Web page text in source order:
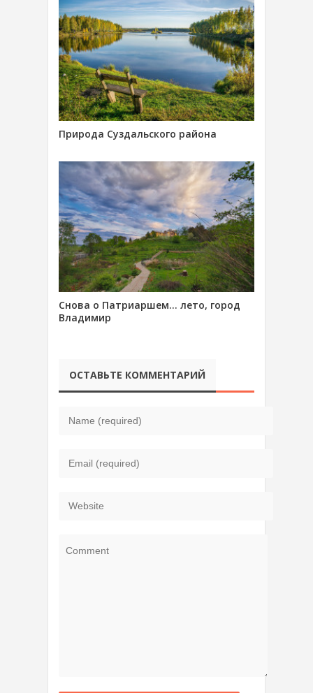
Природа Суздальского района
Снова о Патриаршем… лето, город
Владимир
ОСТАВЬТЕ КОММЕНТАРИЙ